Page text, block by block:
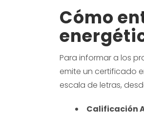
Cómo
Para informar a los
emite un certificado
escala de letras,
Calificación